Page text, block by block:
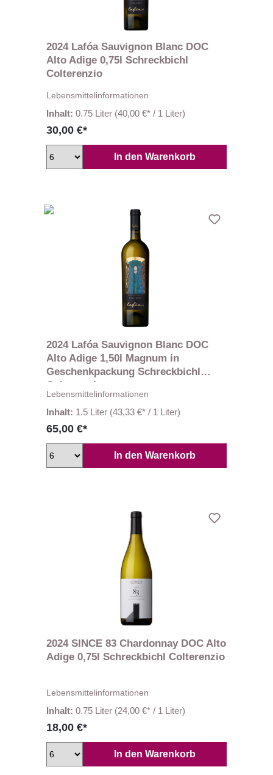
2024 Lafóa Sauvignon Blanc DOC
Alto Adige 0,75l Schreckbichl
Colterenzio
Lebensmittelinformationen
Inhalt: 0.75 Liter (40,00 €* / 1 Liter)
30,00 €*
In den Warenkorb
2024 Lafóa Sauvignon Blanc DOC
Alto Adige 1,50l Magnum in
Geschenkpackung Schreckbichl
Colterenzio
Lebensmittelinformationen
Inhalt: 1.5 Liter (43,33 €* / 1 Liter)
65,00 €*
In den Warenkorb
2024 SINCE 83 Chardonnay DOC Alto
Adige 0,75l Schreckbichl Colterenzio
Lebensmittelinformationen
Inhalt: 0.75 Liter (24,00 €* / 1 Liter)
18,00 €*
In den Warenkorb